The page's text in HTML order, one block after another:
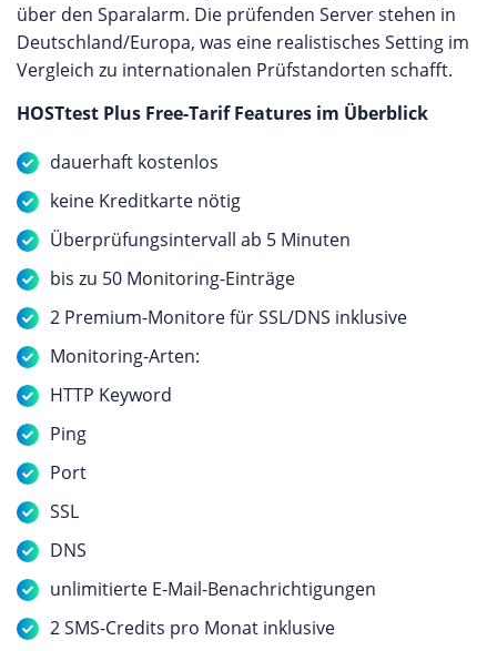
über den Sparalarm. Die prüfenden Server stehen in
Deutschland/Europa, was eine realistisches Setting im
Vergleich zu internationalen Prüfstandorten schafft.
HOSTtest Plus Free-Tarif Features im Überblick
dauerhaft kostenlos
keine Kreditkarte nötig
Überprüfungsintervall ab 5 Minuten
bis zu 50 Monitoring-Einträge
2 Premium-Monitore für SSL/DNS inklusive
Monitoring-Arten:
HTTP Keyword
Ping
Port
SSL
DNS
unlimitierte E-Mail-Benachrichtigungen
2 SMS-Credits pro Monat inklusive